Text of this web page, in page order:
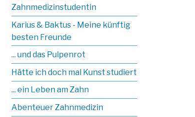
Zahnmedizinstudentin
Karius & Baktus - Meine künftig
besten Freunde
... und das Pulpenrot
Hätte ich doch mal Kunst studiert
... ein Leben am Zahn
Abenteuer Zahnmedizin